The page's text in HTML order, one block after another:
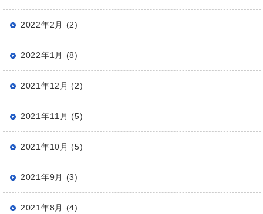
2022年2月 (2)
2022年1月 (8)
2021年12月 (2)
2021年11月 (5)
2021年10月 (5)
2021年9月 (3)
2021年8月 (4)